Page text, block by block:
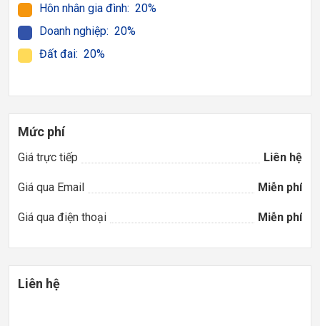
Hôn nhân gia đình: 20%
Doanh nghiệp: 20%
Đất đai: 20%
Mức phí
Giá trực tiếp Liên hệ
Giá qua Email Miễn phí
Giá qua điện thoại Miễn phí
Liên hệ